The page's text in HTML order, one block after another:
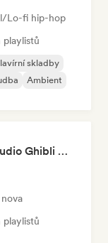
Lo-fi hip-hop
playlistů
skladby
Ambient
POV: You're Living in a Studio Ghibli Movie 🌱 Neo-Classical Piano & Dream Pop
nova
playlistů